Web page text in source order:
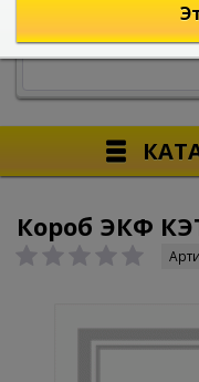
Короб ЭКФ